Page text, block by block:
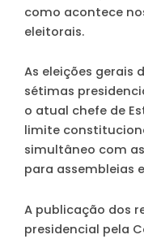
como acontece
eleitorais.
As eleições gerais
sétimas
o atual chefe de
limite
simultâneo com
para assembleias
A publicação dos
presidencial pela